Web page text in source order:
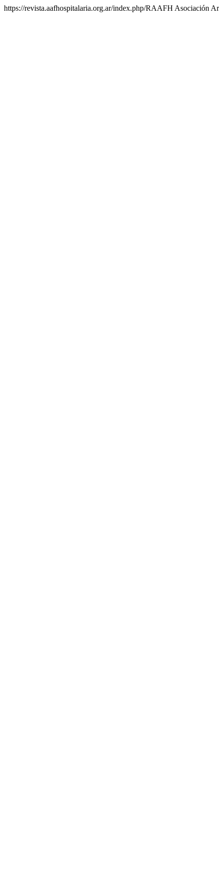
https://revista.aafhospitalaria.org.ar/index.php/RAAFH Asociación